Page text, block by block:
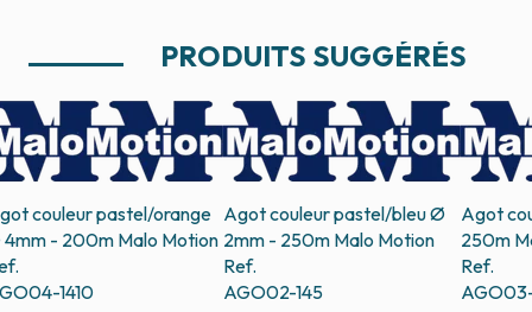
PRODUITS SUGGÉRÉS
couleur pastel/orange
- 200m Malo Motion
1410
Agot couleur pastel/bleu Ø
2mm - 250m Malo Motion
Ref.
AGO02-145
Agot
250m
Ref.